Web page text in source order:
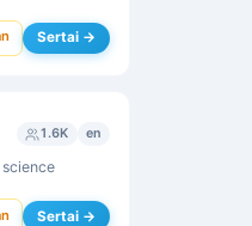
Sertai →
1.6K en
Sertai →